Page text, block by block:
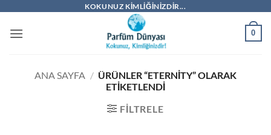
KOKUNUZ KIMLIĞINIZDIR...
0
ANA SAYFA / ÜRÜNLER “ETERNITY” OLARAK
ETIKETLENDI
FILTRELE